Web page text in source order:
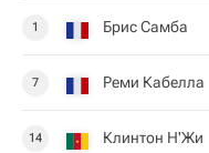
1 Брис Самба
7 Реми Кабелла
14 Клинтон Н'Жи